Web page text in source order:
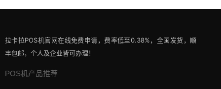
拉卡拉POS机官网在线免费申请，费率低至0.38%，全国发货，顺
丰包邮，个人及企业皆可办理！
POS机产品推荐